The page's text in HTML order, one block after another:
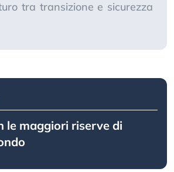
tra transizione e sicurezza
le maggiori riserve di